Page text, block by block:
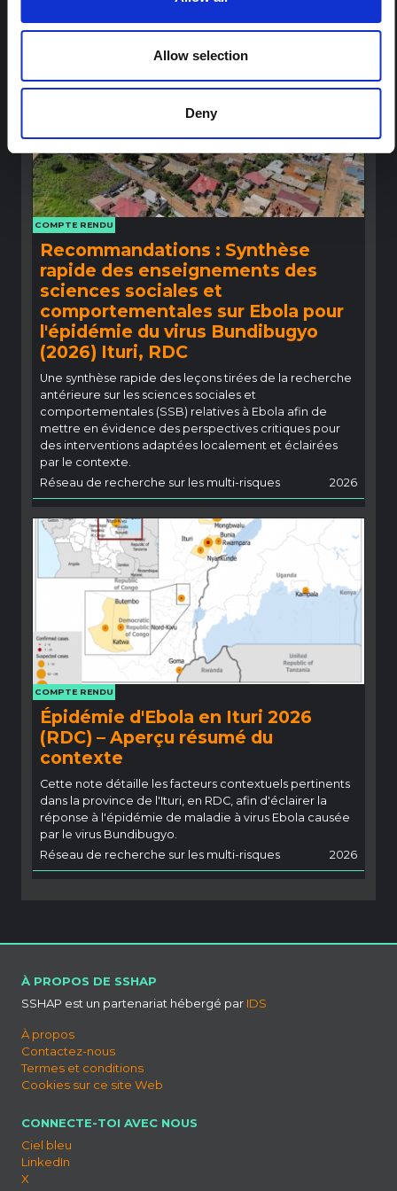
Allow selection
Deny
COMPTE RENDU
Recommandations : Synthèse
rapide des enseignements des
sciences sociales et
comportementales sur Ebola pour
l'épidémie du virus Bundibugyo
(2026) Ituri, RDC
Une synthèse rapide des leçons tirées de la recherche
antérieure sur les sciences sociales et
comportementales (SSB) relatives à Ebola afin de
mettre en évidence des perspectives critiques pour
des interventions adaptées localement et éclairées
par le contexte.
Réseau de recherche sur les multi-risques
2026
COMPTE RENDU
Épidémie d'Ebola en Ituri 2026
(RDC) – Aperçu résumé du
contexte
Cette note détaille les facteurs contextuels pertinents
dans la province de l'Ituri, en RDC, afin d'éclairer la
réponse à l'épidémie de maladie à virus Ebola causée
par le virus Bundibugyo.
Réseau de recherche sur les multi-risques
2026
À PROPOS DE SSHAP
SSHAP est un partenariat hébergé par IDS
À propos
Contactez-nous
Termes et conditions
Cookies sur ce site Web
CONNECTE-TOI AVEC NOUS
Ciel bleu
LinkedIn
X